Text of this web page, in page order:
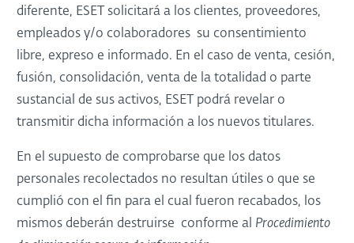
diferente, ESET solicitará a los clientes, proveedores,
empleados y/o colaboradores su consentimiento
libre, expreso e informado. En el caso de venta, cesión,
fusión, consolidación, venta de la totalidad o parte
sustancial de sus activos, ESET podrá revelar o
transmitir dicha información a los nuevos titulares.
En el supuesto de comprobarse que los datos
personales recolectados no resultan útiles o que se
cumplió con el fin para el cual fueron recabados, los
mismos deberán destruirse conforme al Procedimiento